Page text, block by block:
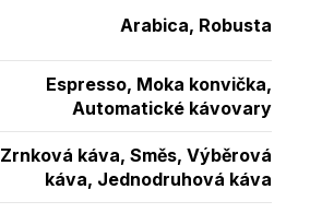
Arabica, Robusta
Espresso, Moka konvička,
Automatické kávovary
Zrnková káva, Směs, Výběrová
káva, Jednodruhová káva